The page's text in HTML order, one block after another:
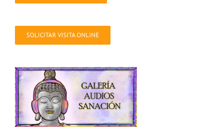
SOLICITAR VISITA ONLINE